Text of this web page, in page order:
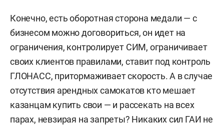
Конечно, есть оборотная сторона медали — с
бизнесом можно договориться, он идет на
ограничения, контролирует СИМ, ограничивает
своих клиентов правилами, ставит под контроль
ГЛОНАСС, притормаживает скорость. А в случае
отсутствия арендных самокатов кто мешает
казанцам купить свои — и рассекать на всех
парах, невзирая на запреты? Никаких сил ГАИ не